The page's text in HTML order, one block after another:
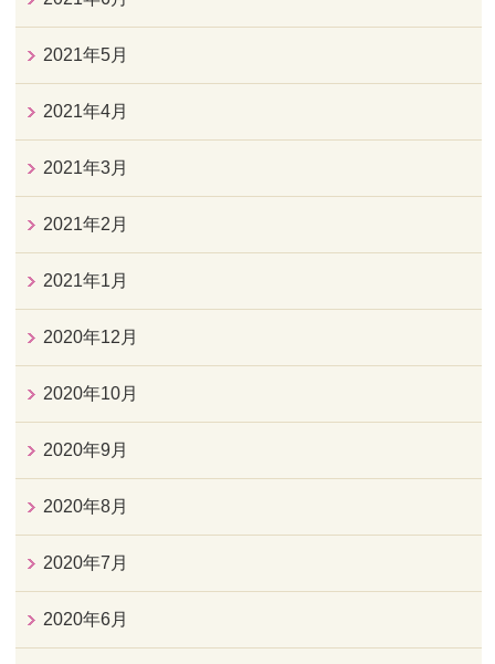
2021年5月
2021年4月
2021年3月
2021年2月
2021年1月
2020年12月
2020年10月
2020年9月
2020年8月
2020年7月
2020年6月